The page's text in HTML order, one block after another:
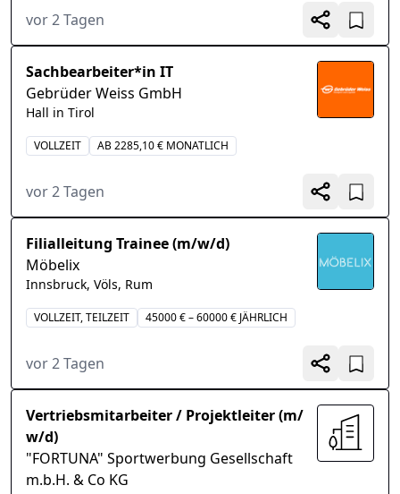
vor 2 Tagen
Sachbearbeiter*in IT
Gebrüder Weiss GmbH
Hall in Tirol
VOLLZEIT AB 2285,10 € MONATLICH
vor 2 Tagen
Filialleitung Trainee (m/w/d)
Möbelix
Innsbruck, Völs, Rum
VOLLZEIT, TEILZEIT 45000 € – 60000 € JÄHRLICH
vor 2 Tagen
Vertriebsmitarbeiter / Projektleiter (m/
w/d)
"FORTUNA" Sportwerbung Gesellschaft
m.b.H. & Co KG